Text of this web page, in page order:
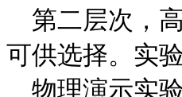
第二层次，
可供选择。实
物理演示实